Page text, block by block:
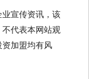
宣传资讯，该
代表本网站观
资加盟均有风